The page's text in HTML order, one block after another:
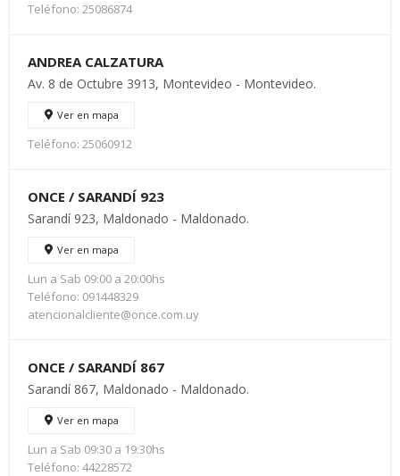
Teléfono: 25086874
ANDREA CALZATURA
Av. 8 de Octubre 3913, Montevideo - Montevideo.
Ver en mapa
Teléfono: 25060912
ONCE / SARANDÍ 923
Sarandí 923, Maldonado - Maldonado.
Ver en mapa
Lun a Sab 09:00 a 20:00hs
Teléfono: 091448329
atencionalcliente@once.com.uy
ONCE / SARANDÍ 867
Sarandí 867, Maldonado - Maldonado.
Ver en mapa
Lun a Sab 09:30 a 19:30hs
Teléfono: 44228572